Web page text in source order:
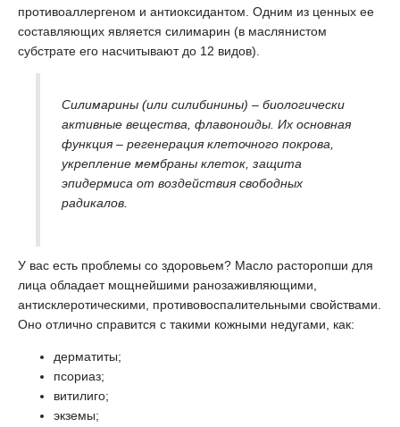
противоаллергеном и антиоксидантом. Одним из ценных ее
составляющих является силимарин (в маслянистом
субстрате его насчитывают до 12 видов).
Силимарины (или силибинины) – биологически
активные вещества, флавоноиды. Их основная
функция – регенерация клеточного покрова,
укрепление мембраны клеток, защита
эпидермиса от воздействия свободных
радикалов.
У вас есть проблемы со здоровьем? Масло расторопши для
лица обладает мощнейшими ранозаживляющими,
антисклеротическими, противовоспалительными свойствами.
Оно отлично справится с такими кожными недугами, как:
дерматиты;
псориаз;
витилиго;
экземы;